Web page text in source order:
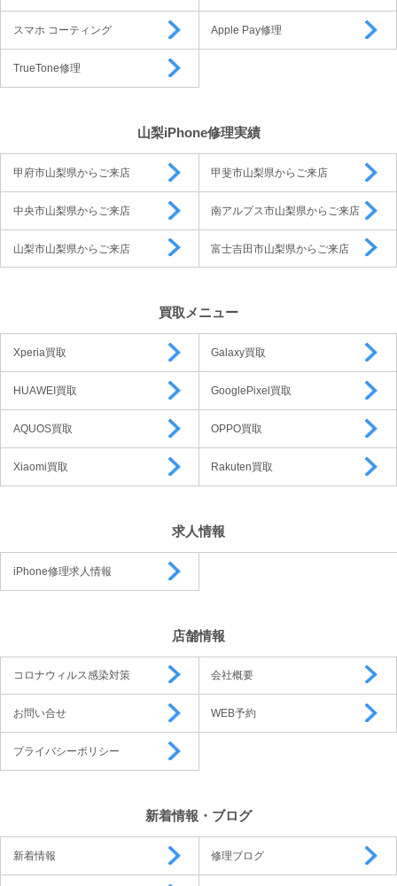
スマホ コーティング Apple Pay修理
TrueTone修理
山梨iPhone修理実績
甲府市山梨県からご来店 甲斐市山梨県からご来店
中央市山梨県からご来店 南アルプス市山梨県からご来店
山梨市山梨県からご来店 富士吉田市山梨県からご来店
買取メニュー
Xperia買取 Galaxy買取
HUAWEI買取 GooglePixel買取
AQUOS買取 OPPO買取
Xiaomi買取 Rakuten買取
求人情報
iPhone修理求人情報
店舗情報
コロナウィルス感染対策 会社概要
お問い合せ WEB予約
プライバシーポリシー
新着情報・ブログ
新着情報 修理ブログ